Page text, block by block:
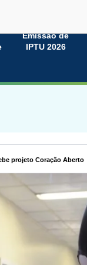
Emissão de
IPTU 2026
projeto Coração Aberto